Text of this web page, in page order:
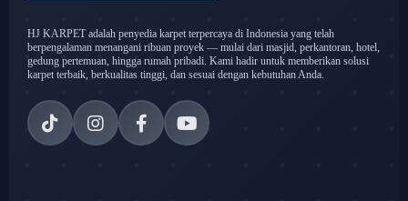
HJ KARPET adalah penyedia karpet terpercaya di Indonesia yang telah
berpengalaman menangani ribuan proyek — mulai dari masjid, perkantoran, hotel,
gedung pertemuan, hingga rumah pribadi. Kami hadir untuk memberikan solusi
karpet terbaik, berkualitas tinggi, dan sesuai dengan kebutuhan Anda.